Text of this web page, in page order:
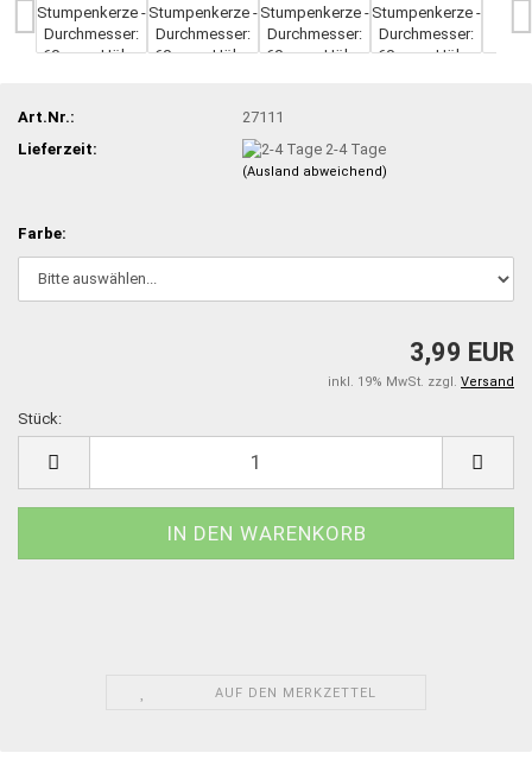
Art.Nr.:
27111
Lieferzeit:
2-4 Tage
(Ausland abweichend)
Farbe:
3,99 EUR
inkl. 19% MwSt. zzgl. Versand
Stück:
AUF DEN MERKZETTEL